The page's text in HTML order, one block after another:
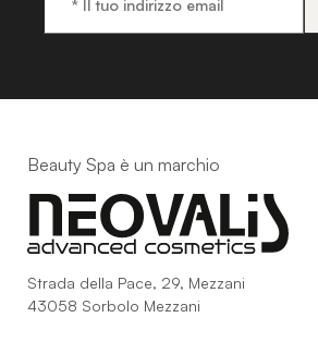
Beauty Spa è un marchio
Strada della Pace, 29, Mezzani
43058 Sorbolo Mezzani